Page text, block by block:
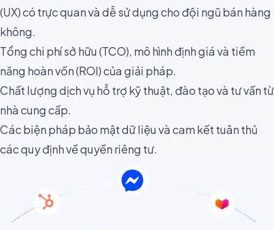
(UX) có trực quan và dễ sử dụng cho đội ngũ bán hàng
không.
Tổng chi phí sở hữu (TCO), mô hình định giá và tiềm
năng hoàn vốn (ROI) của giải pháp.
Chất lượng dịch vụ hỗ trợ kỹ thuật, đào tạo và tư vấn từ
nhà cung cấp.
Các biện pháp bảo mật dữ liệu và cam kết tuân thủ
các quy định về quyền riêng tư.